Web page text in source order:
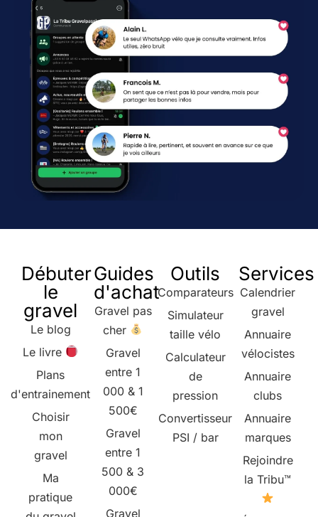
Débuter
le
gravel
Le blog
Le livre
Plans
d'entrainement
Choisir
mon
gravel
Ma
pratique
Guides
d'achat
Gravel pas
cher
Gravel
entre 1
000 & 1
500€
Gravel
entre 1
500 & 3
000€
Gravel
Outils
Comparateurs
Simulateur
taille vélo
Calculateur
de
pression
Convertisseur
PSI / bar
Services
Calendrier
gravel
Annuaire
vélocistes
Annuaire
clubs
Annuaire
marques
Rejoindre
la Tribu™